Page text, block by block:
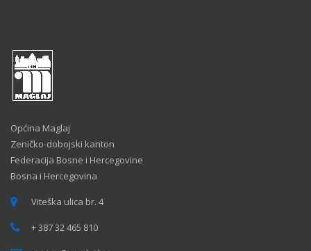
Općina Maglaj
Zeničko-dobojski kanton
Federacija Bosne i Hercegovine
Bosna i Hercegovina
Viteška ulica br. 4
+ 387 32 465 810